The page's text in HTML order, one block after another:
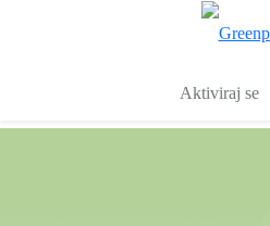
Aktiviraj se